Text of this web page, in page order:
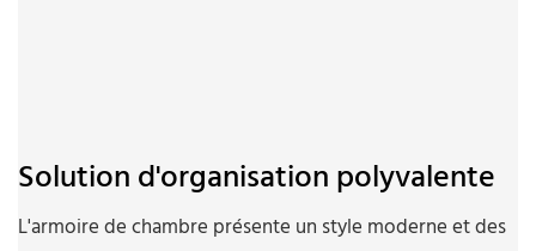
Solution d'organisation polyvalente
L'armoire de chambre présente un style moderne et des